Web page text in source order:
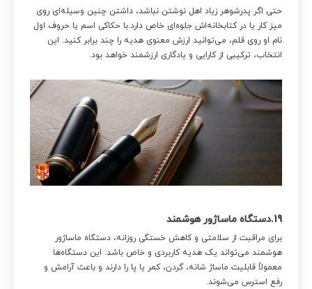
حتی اگر پدرشوهر زیاد اهل نوشتن نباشد، داشتن چنین وسیله‌ای روی
میز کار یا در کتابخانه‌اش جلوه‌ای خاص دارد.با حکاکی اسم یا حروف اول
نام او روی قلم، می‌توانید ارزش معنوی هدیه را چند برابر کنید. این
انتخاب، ترکیبی از کارایی و یادگاری ارزشمند خواهد بود.
19.دستگاه ماساژور هوشمند
برای مراقبت از سلامتی و کاهش خستگی روزانه، دستگاه ماساژور
هوشمند می‌تواند یک هدیه کاربردی و خاص باشد. این دستگاه‌ها
معمولاً قابلیت ماساژ شانه، گردن، کمر یا پا را دارند و باعث آرامش و
رفع استرس می‌شوند.